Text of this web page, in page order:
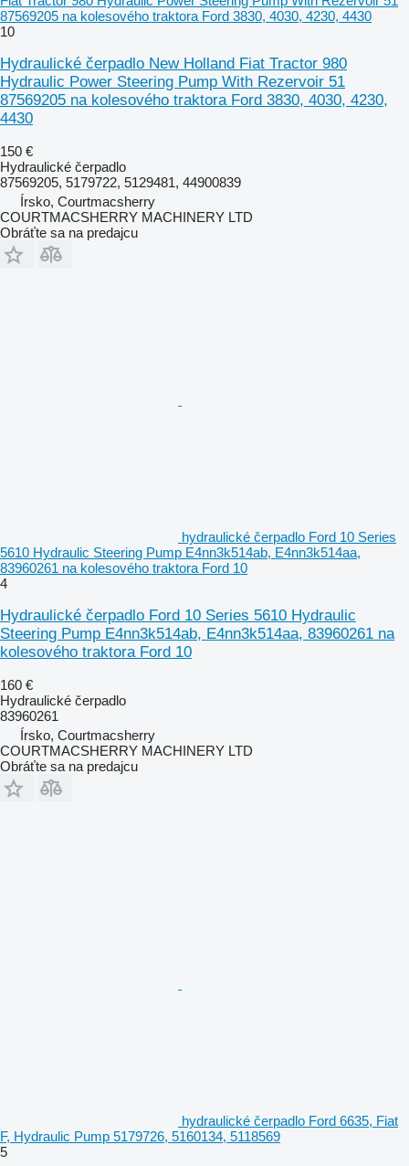
87569205 na kolesového traktora Ford 3830, 4030, 4230, 4430
10
Hydraulické čerpadlo New Holland Fiat Tractor 980
Hydraulic Power Steering Pump With Rezervoir 51
87569205 na kolesového traktora Ford 3830, 4030, 4230,
4430
150 €
Hydraulické čerpadlo
87569205, 5179722, 5129481, 44900839
Írsko, Courtmacsherry
COURTMACSHERRY MACHINERY LTD
Obráťte sa na predajcu
hydraulické čerpadlo Ford 10 Series
5610 Hydraulic Steering Pump E4nn3k514ab, E4nn3k514aa,
83960261 na kolesového traktora Ford 10
4
Hydraulické čerpadlo Ford 10 Series 5610 Hydraulic
Steering Pump E4nn3k514ab, E4nn3k514aa, 83960261 na
kolesového traktora Ford 10
160 €
Hydraulické čerpadlo
83960261
Írsko, Courtmacsherry
COURTMACSHERRY MACHINERY LTD
Obráťte sa na predajcu
hydraulické čerpadlo Ford 6635, Fiat
F, Hydraulic Pump 5179726, 5160134, 5118569
5